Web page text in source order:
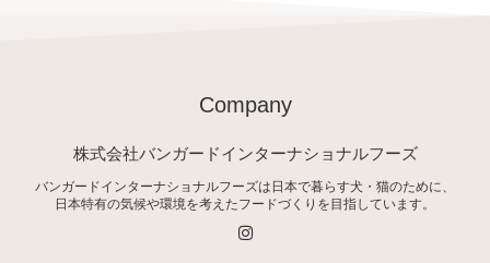
Company
株式会社バンガードインターナショナルフーズ
バンガードインターナショナルフーズは日本で暮らす犬・猫のために、
日本特有の気候や環境を考えたフードづくりを目指しています。
I
n